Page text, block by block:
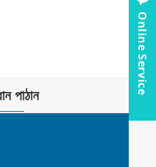
পাঠান
Online Service